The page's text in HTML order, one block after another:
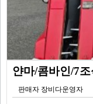
얀마/콤바인/7
판매자 장비다운영자